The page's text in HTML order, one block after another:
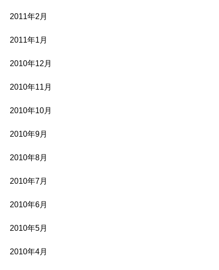
2011年2月
2011年1月
2010年12月
2010年11月
2010年10月
2010年9月
2010年8月
2010年7月
2010年6月
2010年5月
2010年4月